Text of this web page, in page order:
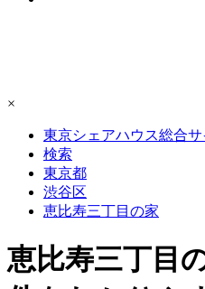
×
東京シェアハウス総合
検索
東京都
渋谷区
恵比寿三丁目の家
恵比寿三丁目